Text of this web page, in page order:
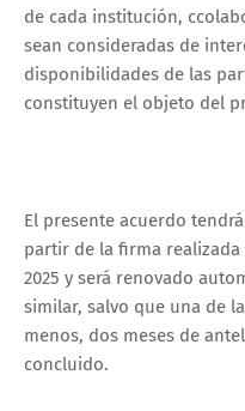
de cada institución,
sean consideradas de
disponibilidades de las
constituyen el objeto del
El presente acuerdo
partir de la firma
2025 y será renovado
similar, salvo que una de
menos, dos meses de
concluido.